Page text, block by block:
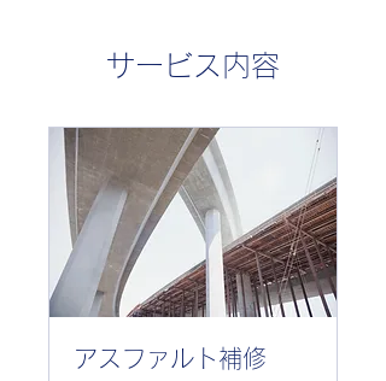
サービス内容
アスファルト補修